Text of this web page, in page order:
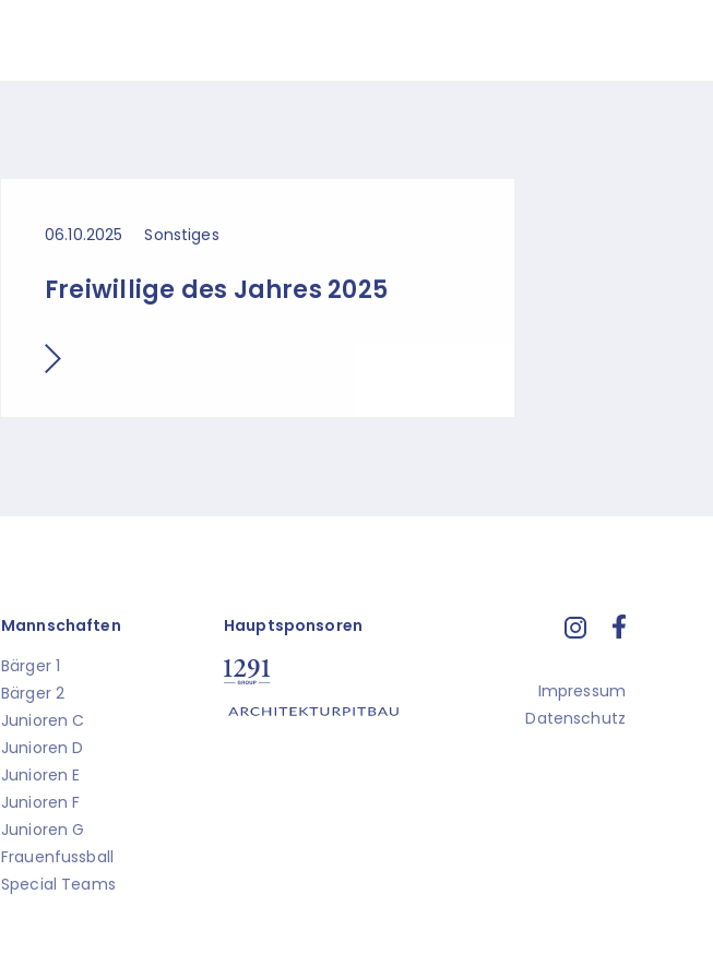
06.10.2025 Sonstiges
Freiwillige des Jahres 2025
Mannschaften
Bärger 1
Bärger 2
Junioren C
Junioren D
Junioren E
Junioren F
Junioren G
Frauenfussball
Special Teams
Hauptsponsoren
Impressum
Datenschutz